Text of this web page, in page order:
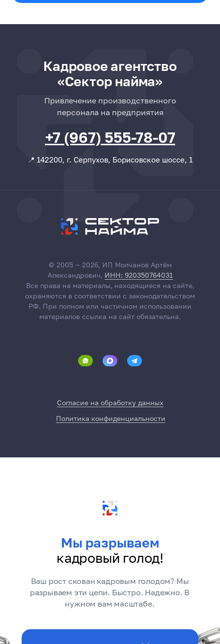
Согласие на обработку данных
Политика конфиденциальности
© 2005 — 2026, ИП Молчанов Артём
Александрович, ИНН: 920350764031
Все права на материалы, находящиеся на сайте,
охраняются в соответствии с законодательством
РФ. При полном или частичном использовании
материалов ссылка на сайт обязательна.
+7 (967) 555-78-07
📍 142200, г. Серпухов, Борисовское шоссе, 1
Привлечение производственного
персонала на предприятия
Кадровое агентство
«Сектор найма»
Мы разрываем
кадровый голод!
Ваш рост скован кадровым голодом? Мы
разрываем эти цепи. Быстро. Надежно. В
нужном вам масштабе.